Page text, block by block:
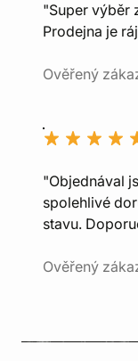
"Super výběr
Prodejna je
Ověřený
"Objednával
spolehlivé
stavu.
Ověřený